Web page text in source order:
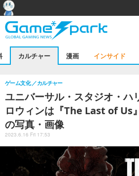
カルチャー 漫画 インサイド
ユニバーサル・スタジオ・ハ
ロウィンは『The Last of Us
の写真・画像
ゲーム文化 カルチャー
2023.6.16 Fri 17:53